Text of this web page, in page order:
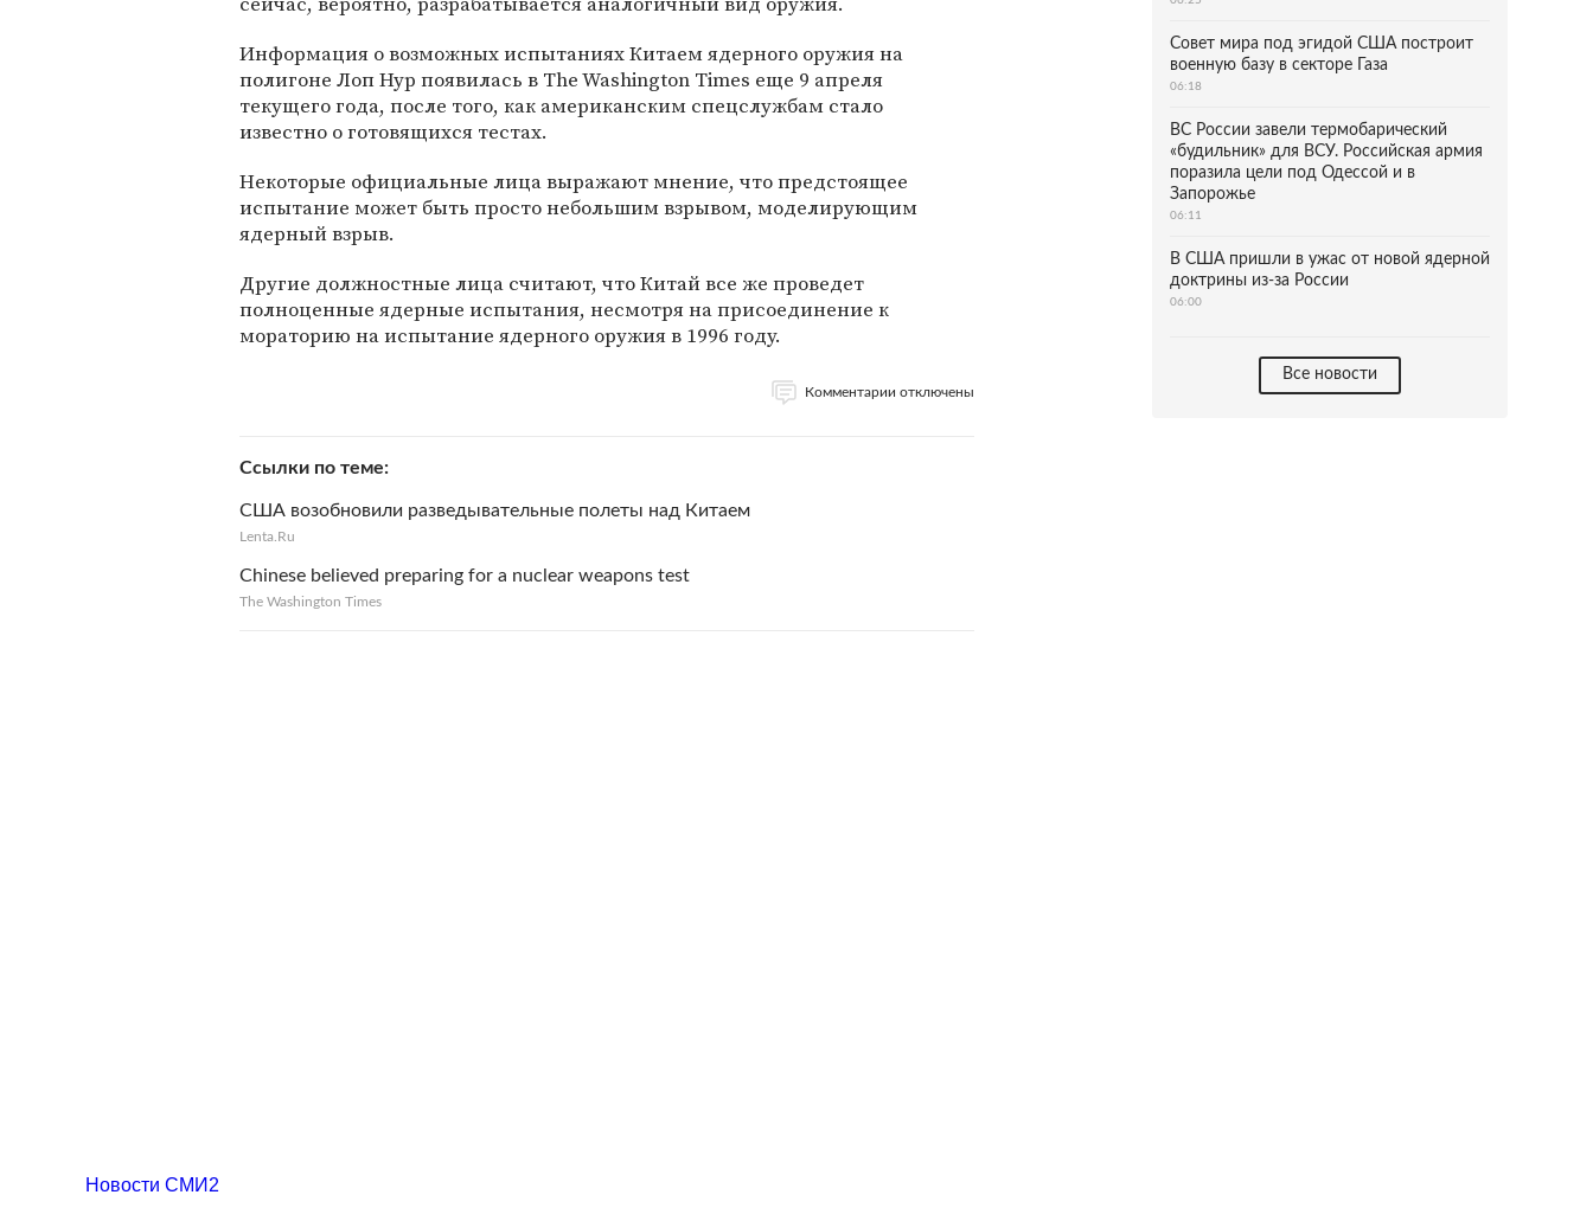
Информация о возможных испытаниях Китаем ядерного оружия на
полигоне Лоп Нур появилась в The Washington Times еще 9 апреля
текущего года, после того, как американским спецслужбам стало
известно о готовящихся тестах.
Некоторые официальные лица выражают мнение, что предстоящее
испытание может быть просто небольшим взрывом, моделирующим
ядерный взрыв.
Другие должностные лица считают, что Китай все же проведет
полноценные ядерные испытания, несмотря на присоединение к
мораторию на испытание ядерного оружия в 1996 году.
Комментарии отключены
Ссылки по теме
США возобновили разведывательные полеты над Китаем
Lenta.Ru
Chinese believed preparing for a nuclear weapons test
The Washington Times
Совет мира под эгидой США построит
военную базу в секторе Газа
06:18
ВС России завели термобарический
«будильник» для ВСУ. Российская армия
поразила цели под Одессой и в
Запорожье
06:11
В США пришли в ужас от новой ядерной
доктрины из-за России
06:00
Все новости
Новости СМИ2